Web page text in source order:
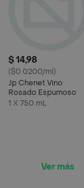
$ 14,98
($0.0200/ml)
Jp Chenet Vino
Rosado Espumoso
1 X 750 mL
Ver más